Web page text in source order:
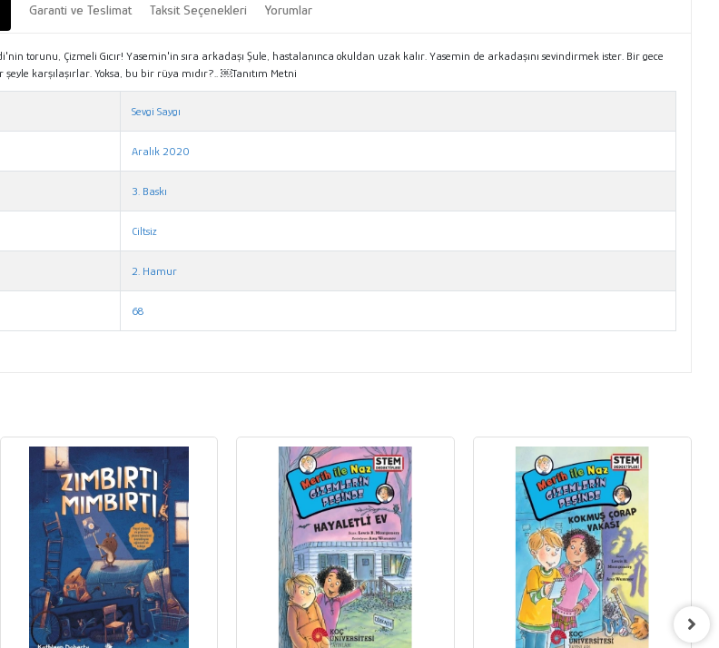
Garanti ve Teslimat Taksit Seçenekleri Yorumlar
torunu, Çizmeli Gıcır! Yasemin'in sıra arkadaşı Şule, hastalanınca okuldan uzak kalır. Yasemin de arkadaşını sevindirmek ister. Bir gece
karşılaşırlar. Yoksa, bu bir rüya mıdır?.. ￼Tanıtım Metni
Sevgi Saygı
Aralık 2020
3. Baskı
Ciltsiz
2. Hamur
68